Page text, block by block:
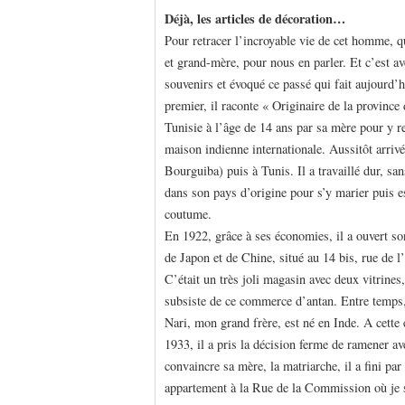
Déjà, les articles de décoration…
Pour retracer l’incroyable vie de cet homme,
et grand-mère, pour nous en parler. Et c’est
souvenirs et évoqué ce passé qui fait
premier, il raconte « Originaire de la province
Tunisie à l’âge de 14 ans par sa mère pour y
maison indienne internationale. Aussitôt
Bourguiba) puis à Tunis. Il a travaillé dur,
dans son pays d’origine pour s’y marier puis
coutume.
En 1922, grâce à ses économies, il a ouvert
de Japon et de Chine, situé au 14 bis, rue de
C’était un très joli magasin avec deux
subsiste de ce commerce d’antan. Entre
Nari, mon grand frère, est né en Inde. A cette
1933, il a pris la décision ferme de ramener
convaincre sa mère, la matriarche, il a fini
appartement à la Rue de la Commission où